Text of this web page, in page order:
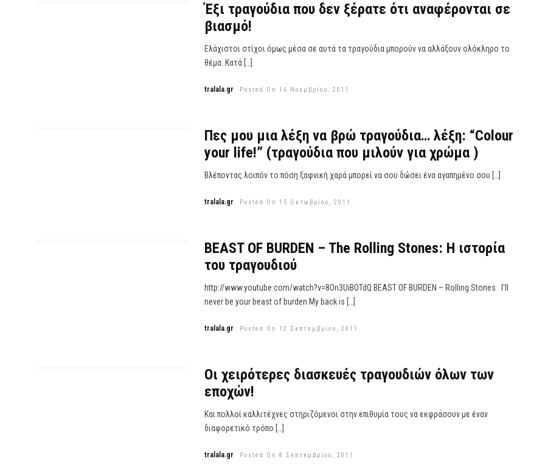
Έξι τραγούδια που δεν ξέρατε ότι αναφέρονται σε
βιασμό!
Ελάχιστοι στίχοι όμως μέσα σε αυτά τα τραγούδια μπορούν να αλλάξουν ολόκληρο το
θέμα..Κατά […]
tralala.gr Posted On 16 Νοεμβρίου, 2011
Πες μου μια λέξη να βρώ τραγούδια… λέξη: “Colour
your life!” (τραγούδια που μιλούν για χρώμα )
Βλέποντας λοιπόν το πόση ξαφνική χαρά μπορεί να σου δώσει ένα αγαπημένο σου […]
tralala.gr Posted On 15 Οκτωβρίου, 2011
BEAST OF BURDEN – The Rolling Stones: Η ιστορία
του τραγουδιού
http://www.youtube.com/watch?v=8On3UiBOTdQ BEAST OF BURDEN – Rolling Stones I'll
never be your beast of burden My back is […]
tralala.gr Posted On 12 Σεπτεμβρίου, 2011
Οι χειρότερες διασκευές τραγουδιών όλων των
εποχών!
Και πολλοί καλλιτέχνες στηριζόμενοι στην επιθυμία τους να εκφράσουν με έναν
διαφορετικό τρόπο […]
tralala.gr Posted On 8 Σεπτεμβρίου, 2011